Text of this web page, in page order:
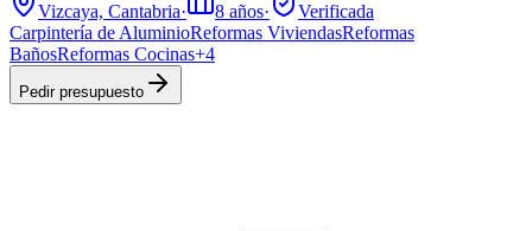
Vizcaya, Cantabria· 8 años·
Verificada
Carpintería de AluminioReformas ViviendasReformas
BañosReformas Cocinas+4
Pedir presupuesto